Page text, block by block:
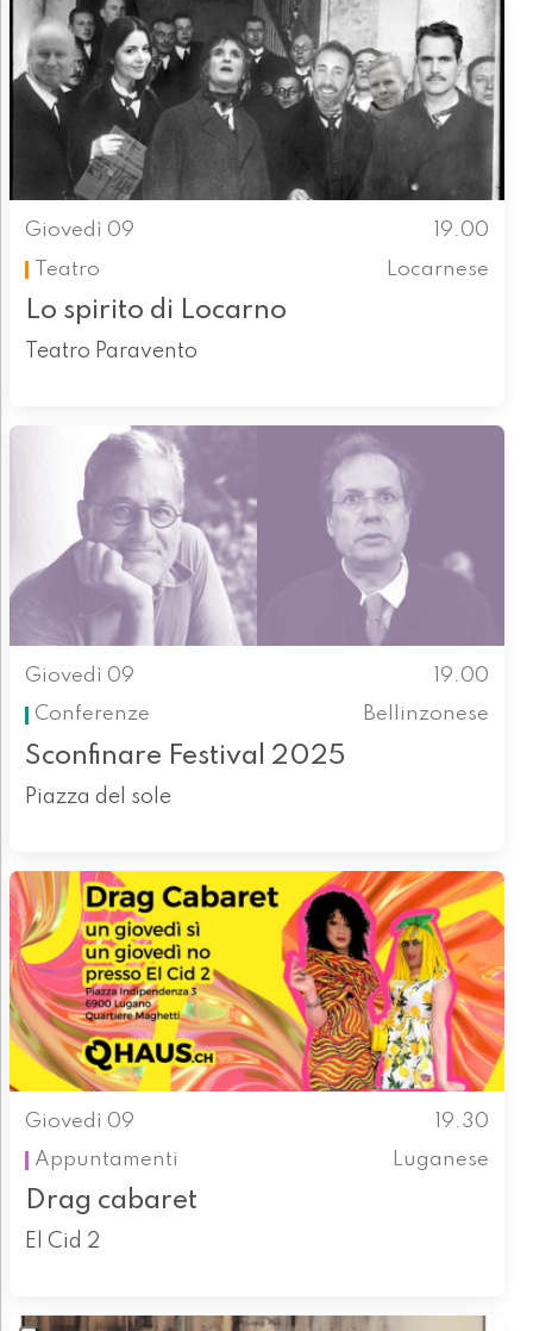
Giovedì 09
19.00
Teatro
Locarnese
Lo spirito di Locarno
Teatro Paravento
Giovedì 09
19.00
Conferenze
Bellinzonese
Sconfinare Festival 2025
Piazza del sole
Giovedì 09
19.30
Appuntamenti
Luganese
Drag cabaret
El Cid 2